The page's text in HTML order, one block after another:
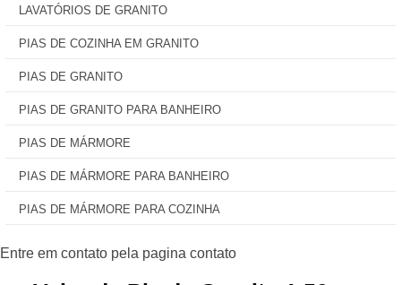
LAVATÓRIOS DE GRANITO
PIAS DE COZINHA EM GRANITO
PIAS DE GRANITO
PIAS DE GRANITO PARA BANHEIRO
PIAS DE MÁRMORE
PIAS DE MÁRMORE PARA BANHEIRO
PIAS DE MÁRMORE PARA COZINHA